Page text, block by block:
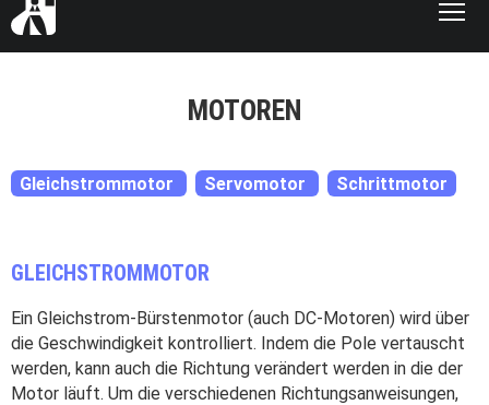
Vámonos
Programación
DE EN ES
MOTOREN
Gleichstrommotor Servomotor Schrittmotor
GLEICHSTROMMOTOR
Ein Gleichstrom-Bürstenmotor (auch DC-Motoren) wird über
die Geschwindigkeit kontrolliert. Indem die Pole vertauscht
werden, kann auch die Richtung verändert werden in die der
Motor läuft. Um die verschiedenen Richtungsanweisungen,